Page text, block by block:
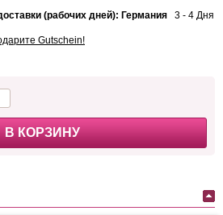
(рабочих дней): Германия 3 - 4 Дня
Gutschein!
В КОРЗИНУ